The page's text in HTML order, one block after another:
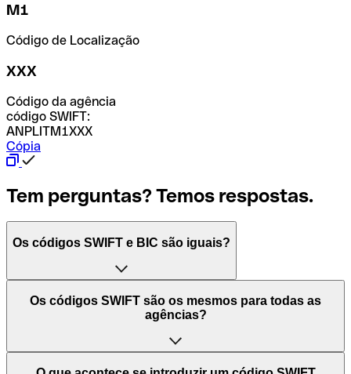
M1
Código de Localização
XXX
Código da agência
código SWIFT:
ANPLITM1XXX
Cópia
Tem perguntas? Temos respostas.
Os códigos SWIFT e BIC são iguais?
O acrónimo SWIFT significa "Society for Worldwide
Interbank Financial Telecommunication (Sociedade para
Mundiais)". Trata-se de uma rede mundial onde se
processam pagamentos entre países. Por outro lado, BIC
Os códigos SWIFT são os mesmos para todas as
agências?